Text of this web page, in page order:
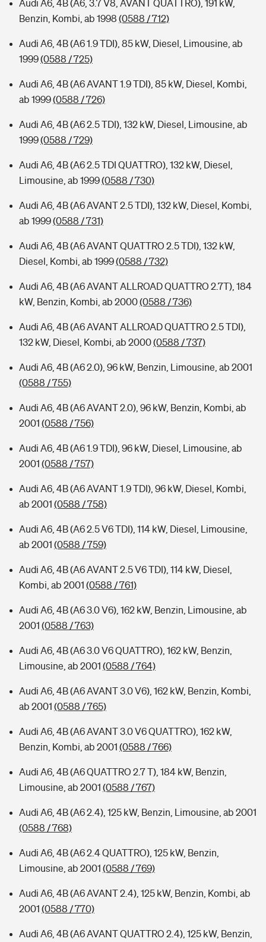
Audi A6, 4B (A6, 3.7 V8, AVANT QUATTRO), 191 kW,
Benzin, Kombi, ab 1998 (0588 / 712)
Audi A6, 4B (A6 1.9 TDI), 85 kW, Diesel, Limousine, ab
1999(0588 / 725)
Audi A6, 4B (A6 AVANT 1.9 TDI), 85 kW, Diesel, Kombi,
ab 1999(0588 / 726)
Audi A6, 4B (A6 2.5 TDI), 132 kW, Diesel, Limousine, ab
1999(0588 / 729)
Audi A6, 4B (A6 2.5 TDI QUATTRO), 132 kW, Diesel,
Limousine, ab 1999(0588 / 730)
Audi A6, 4B (A6 AVANT 2.5 TDI), 132 kW, Diesel, Kombi,
ab 1999(0588 / 731)
Audi A6, 4B (A6 AVANT QUATTRO 2.5 TDI), 132 kW,
Diesel, Kombi, ab 1999(0588 / 732)
Audi A6, 4B (A6 AVANT ALLROAD QUATTRO 2.7T), 184
kW, Benzin, Kombi, ab 2000(0588 / 736)
Audi A6, 4B (A6 AVANT ALLROAD QUATTRO 2.5 TDI),
132 kW, Diesel, Kombi, ab 2000(0588 / 737)
Audi A6, 4B (A6 2.0), 96 kW, Benzin, Limousine, ab 2001
(0588 / 755)
Audi A6, 4B (A6 AVANT 2.0), 96 kW, Benzin, Kombi, ab
2001 (0588 / 756)
Audi A6, 4B (A6 1.9 TDI), 96 kW, Diesel, Limousine, ab
2001 (0588 / 757)
Audi A6, 4B (A6 AVANT 1.9 TDI), 96 kW, Diesel, Kombi,
ab 2001 (0588 / 758)
Audi A6, 4B (A6 2.5 V6 TDI), 114 kW, Diesel, Limousine,
ab 2001 (0588 / 759)
Audi A6, 4B (A6 AVANT 2.5 V6 TDI), 114 kW, Diesel,
Kombi, ab 2001 (0588 / 761)
Audi A6, 4B (A6 3.0 V6), 162 kW, Benzin, Limousine, ab
2001 (0588 / 763)
Audi A6, 4B (A6 3.0 V6 QUATTRO), 162 kW, Benzin,
Limousine, ab 2001 (0588 / 764)
Audi A6, 4B (A6 AVANT 3.0 V6), 162 kW, Benzin, Kombi,
ab 2001 (0588 / 765)
Audi A6, 4B (A6 AVANT 3.0 V6 QUATTRO), 162 kW,
Benzin, Kombi, ab 2001 (0588 / 766)
Audi A6, 4B (A6 QUATTRO 2.7 T), 184 kW, Benzin,
Limousine, ab 2001 (0588 / 767)
Audi A6, 4B (A6 2.4), 125 kW, Benzin, Limousine, ab 2001
(0588 / 768)
Audi A6, 4B (A6 2.4 QUATTRO), 125 kW, Benzin,
Limousine, ab 2001 (0588 / 769)
Audi A6, 4B (A6 AVANT 2.4), 125 kW, Benzin, Kombi, ab
2001 (0588 / 770)
Audi A6, 4B (A6 AVANT QUATTRO 2.4), 125 kW, Benzin,